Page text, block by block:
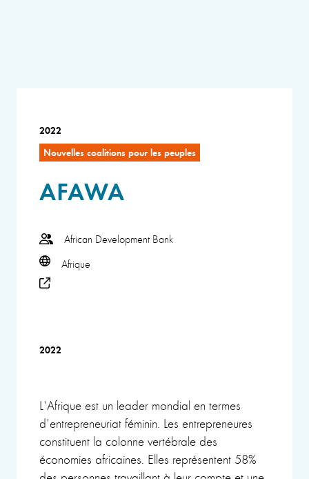
2022
Nouvelles coalitions pour les peuples
AFAWA
African Development Bank
Afrique
2022
L'Afrique est un leader mondial en termes
d'entrepreneuriat féminin. Les entrepreneures
constituent la colonne vertébrale des
économies africaines. Elles représentent 58%